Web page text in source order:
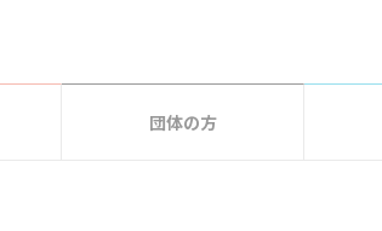
団体の方